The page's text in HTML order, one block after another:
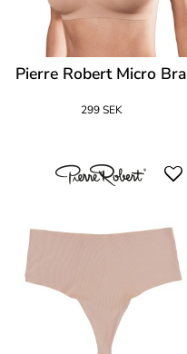
Pierre Robert Micro Bra
299 SEK